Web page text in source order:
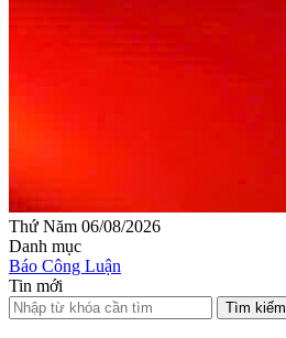
Thứ Năm 06/08/2026
Danh mục
Báo Công Luận
Tin mới
Tìm kiếm